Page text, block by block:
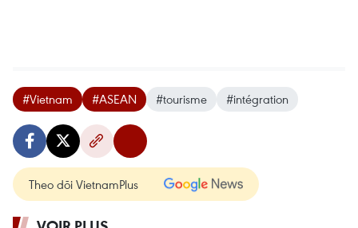
#Vietnam #ASEAN #tourisme #intégration
Theo dõi VietnamPlus